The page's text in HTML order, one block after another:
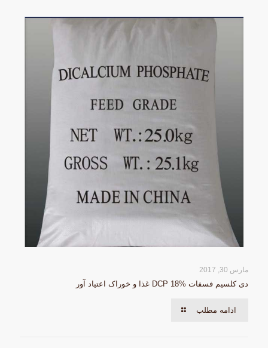
مارس 30, 2017
دی کلسیم فسفات DCP 18% غذا و خوراک اعتیاد آور
ادامه مطلب